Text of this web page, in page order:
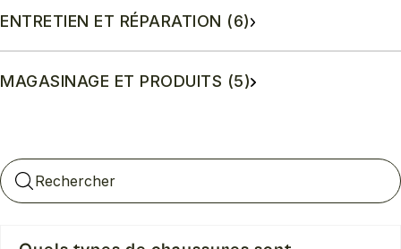
ENTRETIEN ET RÉPARATION (6)
MAGASINAGE ET PRODUITS (5)